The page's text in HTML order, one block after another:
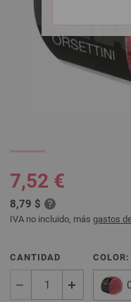
7,52 €
8,79 $
IVA no incluido, más gastos
CANTIDAD COLOR: